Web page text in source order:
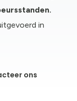
in
ons